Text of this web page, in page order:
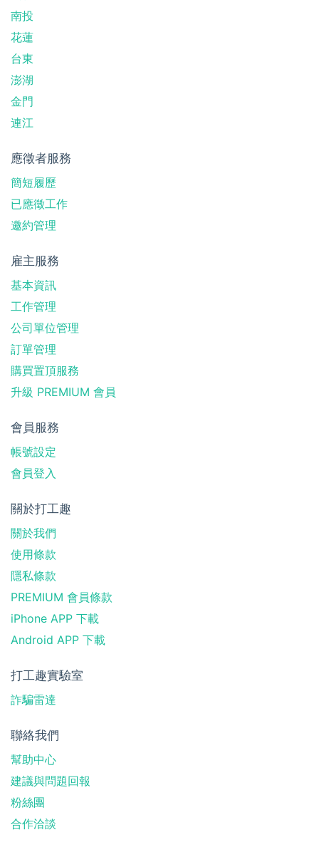
南投
花蓮
台東
澎湖
金門
連江
應徵者服務
簡短履歷
已應徵工作
邀約管理
雇主服務
基本資訊
工作管理
公司單位管理
訂單管理
購買置頂服務
升級 PREMIUM 會員
會員服務
帳號設定
會員登入
關於打工趣
關於我們
使用條款
隱私條款
PREMIUM 會員條款
iPhone APP 下載
Android APP 下載
打工趣實驗室
詐騙雷達
聯絡我們
幫助中心
建議與問題回報
粉絲團
合作洽談